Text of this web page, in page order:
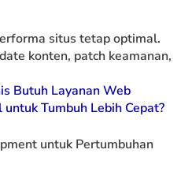
situs tetap optimal.
konten, patch keamanan,
Butuh Layanan Web
Tumbuh Lebih Cepat?
untuk Pertumbuhan